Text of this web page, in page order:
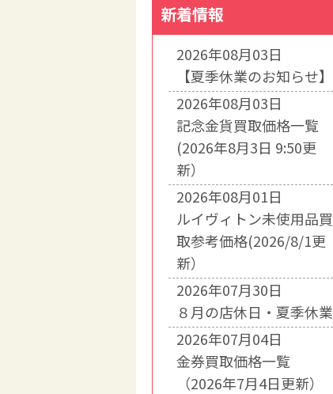
新着情報
2026年08月03日
【夏季休業のお知らせ】
2026年08月03日
記念金貨買取価格一覧
(2026年8月3日 9:50更
新）
2026年08月01日
ルイヴィトン未使用品買
取参考価格(2026/8/1更
新）
2026年07月30日
８月の店休日・夏季休業
2026年07月04日
金券買取価格一覧
（2026年7月4日更新）